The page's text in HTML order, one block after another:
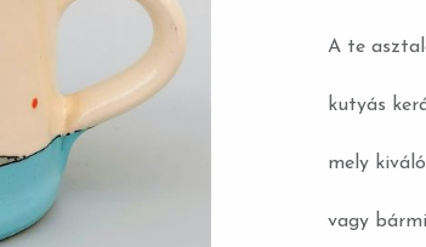
A te
kutyás
mely
vagy